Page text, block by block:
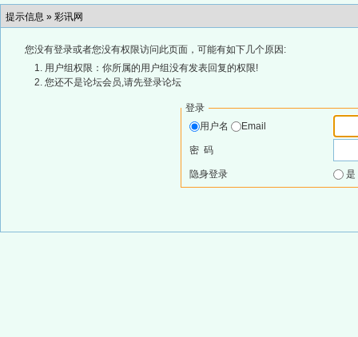
提示信息 » 彩讯网
您没有登录或者您没有权限访问此页面，可能有如下几个原因:
用户组权限：你所属的用户组没有发表回复的权限!
您还不是论坛会员,请先登录论坛
登录
用户名
Email
密 码
隐身登录